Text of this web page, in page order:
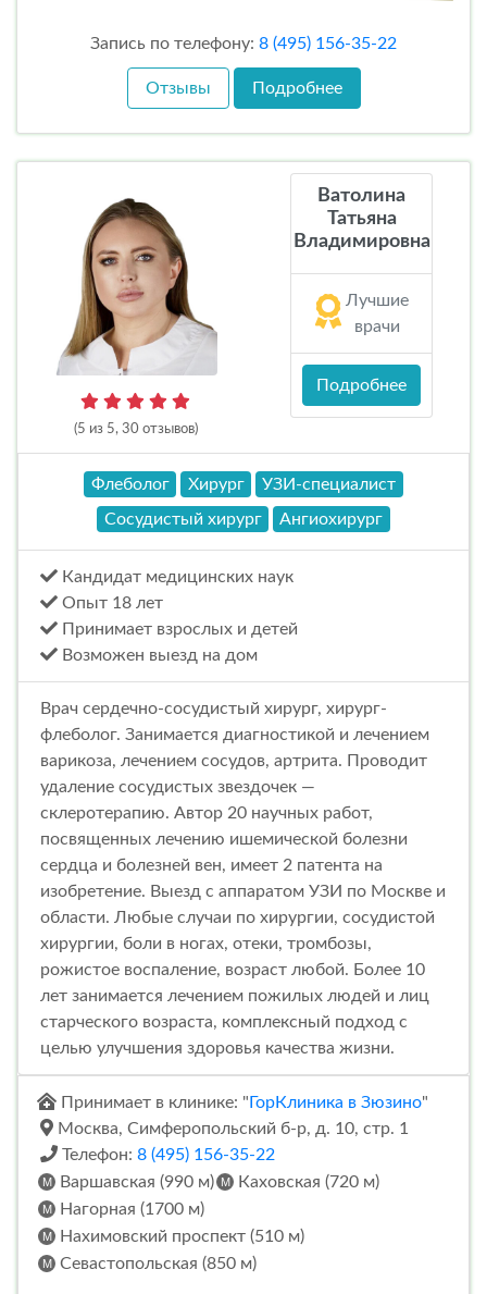
Запись по телефону: 8 (495) 156-35-22
Отзывы Подробнее
(5 из 5, 30 отзывов)
Ватолина
Татьяна
Владимировна
Лучшие
врачи
Подробнее
Флеболог Хирург
УЗИ-специалист
Сосудистый хирург
Ангиохирург
Кандидат медицинских наук
Опыт 18 лет
Принимает взрослых и детей
Возможен выезд на дом
Врач сердечно-сосудистый хирург, хирург-
флеболог. Занимается диагностикой и лечением
варикоза, лечением сосудов, артрита. Проводит
удаление сосудистых звездочек —
склеротерапию. Автор 20 научных работ,
посвященных лечению ишемической болезни
сердца и болезней вен, имеет 2 патента на
изобретение. Выезд с аппаратом УЗИ по Москве и
области. Любые случаи по хирургии, сосудистой
хирургии, боли в ногах, отеки, тромбозы,
рожистое воспаление, возраст любой. Более 10
лет занимается лечением пожилых людей и лиц
старческого возраста, комплексный подход с
целью улучшения здоровья качества жизни.
Принимает в клинике: " ГорКлиника в Зюзино"
Москва, Симферопольский б-р, д. 10, стр. 1
Телефон: 8 (495) 156-35-22
Варшавская (990 м)
Каховская (720 м)
Нагорная (1700 м)
Нахимовский проспект (510 м)
Севастопольская (850 м)